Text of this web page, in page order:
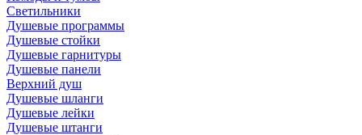
Светильники
Душевые программы
Душевые стойки
Душевые гарнитуры
Душевые панели
Верхний душ
Душевые шланги
Душевые лейки
Душевые штанги